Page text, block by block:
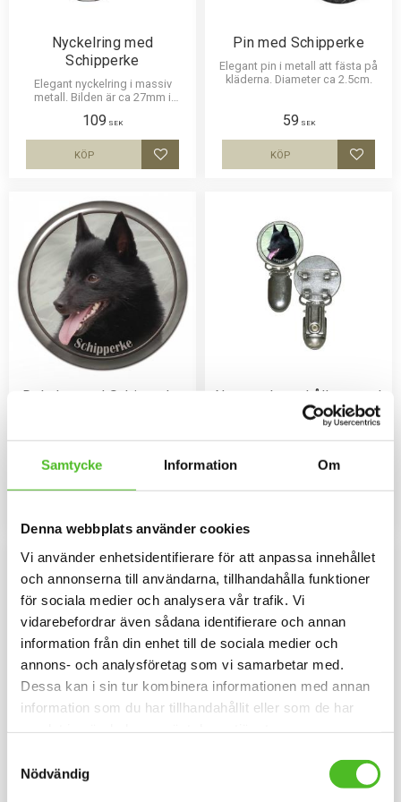
Samtycke Information Om
Denna webbplats använder cookies
Vi använder enhetsidentifierare för att anpassa innehållet
och annonserna till användarna, tillhandahålla funktioner
för sociala medier och analysera vår trafik. Vi
vidarebefordrar även sådana identifierare och annan
information från din enhet till de sociala medier och
annons- och analysföretag som vi samarbetar med.
Dessa kan i sin tur kombinera informationen med annan
information som du har tillhandahållit eller som de har
Nödvändig
Nyckelring med
Schipperke
Elegant nyckelring i massiv
metall. Bilden är ca 27mm i
vara hållbar och ge ett intryck av
djup i bilden.
109 SEK
Lägg till i favoriter
KÖP
Pin med Schipperke
Elegant pin i metall att fästa på
kläderna. Diameter ca 2.5cm.
59 SEK
Lägg
KÖP
Dekaler med Schipperke
Schipperke. Finns i 3 storlekar 10
cm , 15 cm och 30 cm i diameter.
79
Nummerlappshållare med
Schipperke
fast på kläderna och en stark
Bilden är ca 27mm i diameter
Mössa i bomullspandex med ett
siluettmotiv av en Schipperke.
Hjärtformad dekal 15cm bred i